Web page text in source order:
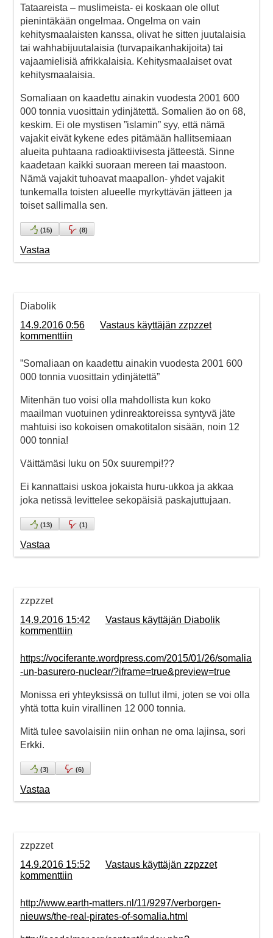
Tataareista – muslimeista- ei koskaan ole ollut
pienintäkään ongelmaa. Ongelma on vain
kehitysmaalaisten kanssa, olivat he sitten juutalaisia
tai wahhabijuutalaisia (turvapaikanhakijoita) tai
vajaamielisiä afrikkalaisia. Kehitysmaalaiset ovat
kehitysmaalaisia.
Somaliaan on kaadettu ainakin vuodesta 2001 600
000 tonnia vuosittain ydinjätettä. Somalien äo on 68,
keskim. Ei ole mystisen ”islamin” syy, että nämä
vajakit eivät kykene edes pitämään hallitsemiaan
alueita puhtaana radioaktiivisesta jätteestä. Sinne
kaadetaan kaikki suoraan mereen tai maastoon.
Nämä vajakit tuhoavat maapallon- yhdet vajakit
tunkemalla toisten alueelle myrkyttävän jätteen ja
toiset sallimalla sen.
(15) (8)
Vastaa
Diabolik
14.9.2016 0:56
Vastaus käyttäjän zzpzzet
kommenttiin
”Somaliaan on kaadettu ainakin vuodesta 2001 600
000 tonnia vuosittain ydinjätettä”
Mitenhän tuo voisi olla mahdollista kun koko
maailman vuotuinen ydinreaktoreissa syntyvä jäte
mahtuisi iso kokoisen omakotitalon sisään, noin 12
000 tonnia!
Väittämäsi luku on 50x suurempi!??
Ei kannattaisi uskoa jokaista huru-ukkoa ja akkaa
joka netissä levittelee sekopäisiä paskajuttujaan.
(13) (1)
Vastaa
zzpzzet
14.9.2016 15:42
Vastaus käyttäjän Diabolik
kommenttiin
https://vociferante.wordpress.com/2015/01/26/somalia
-un-basurero-nuclear/?iframe=true&preview=true
Monissa eri yhteyksissä on tullut ilmi, joten se voi olla
yhtä totta kuin virallinen 12 000 tonnia.
Mitä tulee savolaisiin niin onhan ne oma lajinsa, sori
Erkki.
(3) (6)
Vastaa
zzpzzet
14.9.2016 15:52
Vastaus käyttäjän zzpzzet
kommenttiin
http://www.earth-matters.nl/11/9297/verborgen-
nieuws/the-real-pirates-of-somalia.html